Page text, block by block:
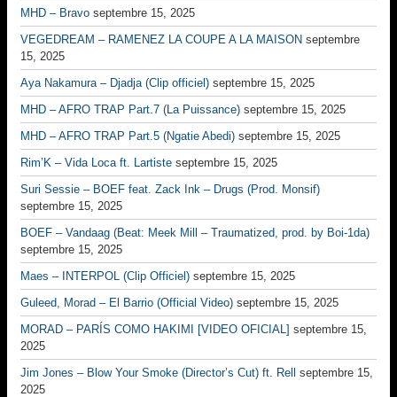
MHD – Bravo septembre 15, 2025
VEGEDREAM – RAMENEZ LA COUPE A LA MAISON septembre
15, 2025
Aya Nakamura – Djadja (Clip officiel) septembre 15, 2025
MHD – AFRO TRAP Part.7 (La Puissance) septembre 15, 2025
MHD – AFRO TRAP Part.5 (Ngatie Abedi) septembre 15, 2025
Rim’K – Vida Loca ft. Lartiste septembre 15, 2025
Suri Sessie – BOEF feat. Zack Ink – Drugs (Prod. Monsif)
septembre 15, 2025
BOEF – Vandaag (Beat: Meek Mill – Traumatized, prod. by Boi-1da)
septembre 15, 2025
Maes – INTERPOL (Clip Officiel) septembre 15, 2025
Guleed, Morad – El Barrio (Official Video) septembre 15, 2025
MORAD – PARÍS COMO HAKIMI [VIDEO OFICIAL] septembre 15,
2025
Jim Jones – Blow Your Smoke (Director’s Cut) ft. Rell
septembre 15,
2025